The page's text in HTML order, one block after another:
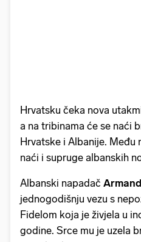
Hrvatsku čeka nova
a na tribinama će se naći
Hrvatske i Albanije. Među
naći i supruge albanskih
Albanski napadač
jednogodišnju vezu s
Fidelom koja je živjela u
godine. Srce mu je uzela